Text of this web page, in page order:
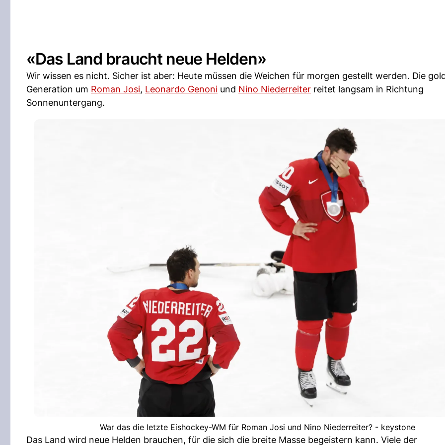
«Das Land braucht neue Helden»
Wir wissen es nicht. Sicher ist aber: Heute müssen die Weichen für morgen gestellt werden. Die
Generation um Roman Josi, Leonardo Genoni und Nino Niederreiter reitet langsam in Richtung
Sonnenuntergang.
War das die letzte Eishockey-WM für Roman Josi und Nino Niederreiter? - keystone
Das Land wird neue Helden brauchen, für die sich die breite Masse begeistern kann. Viele der